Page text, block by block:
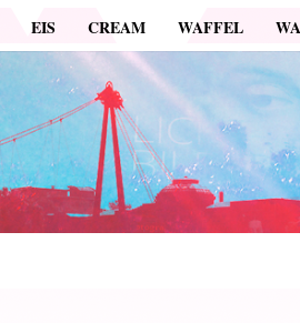
EIS CREAM WAFFEL